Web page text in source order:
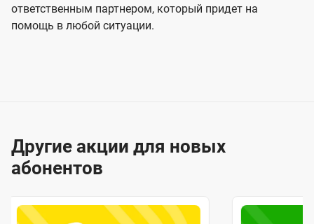
ответственным партнером, который придет на
помощь в любой ситуации.
Другие акции для новых
абонентов